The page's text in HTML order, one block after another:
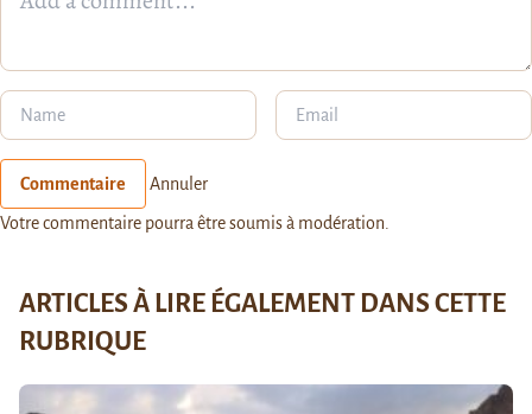
Commentaire Annuler
Votre commentaire pourra être soumis à modération.
ARTICLES À LIRE ÉGALEMENT DANS CETTE
RUBRIQUE